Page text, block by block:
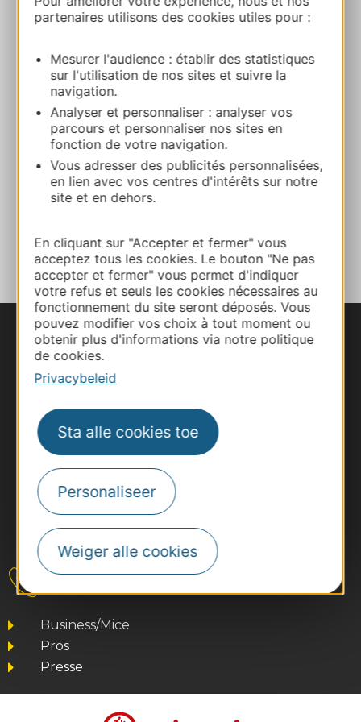
partenaires utilisons des cookies utiles pour :
Mesurer l'audience : établir des statistiques
sur l'utilisation de nos sites et suivre la
navigation.
Analyser et personnaliser : analyser vos
parcours et personnaliser nos sites en
fonction de votre navigation.
Vous adresser des publicités personnalisées,
en lien avec vos centres d'intérêts sur notre
site et en dehors.
En cliquant sur "Accepter et fermer" vous
acceptez tous les cookies. Le bouton "Ne pas
accepter et fermer" vous permet d'indiquer
votre refus et seuls les cookies nécessaires au
fonctionnement du site seront déposés. Vous
pouvez modifier vos choix à tout moment ou
obtenir plus d'informations via notre politique
de cookies.
Privacybeleid
Sta alle cookies toe
Personaliseer
Weiger alle cookies
E-mail
Website
Facebook
AAN NOTITIEBOEKJE
#VoyageOccitanie
Business/Mice
Pros
Presse